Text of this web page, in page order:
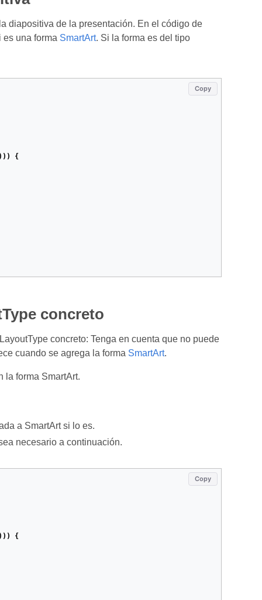
diapositiva de la presentación. En el código de
una forma SmartArt. Si la forma es del tipo
Copy
{
concreto
concreto: Tenga en cuenta que no puede
cuando se agrega la forma SmartArt.
la forma SmartArt.
a SmartArt si lo es.
necesario a continuación.
Copy
{